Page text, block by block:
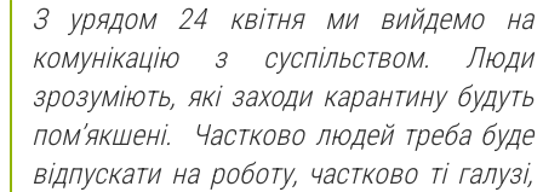
З урядом 24 квітня ми вийдемо на
комунікацію з суспільством. Люди
зрозуміють, які заходи карантину будуть
пом’якшені. Частково людей треба буде
відпускати на роботу, частково ті галузі,